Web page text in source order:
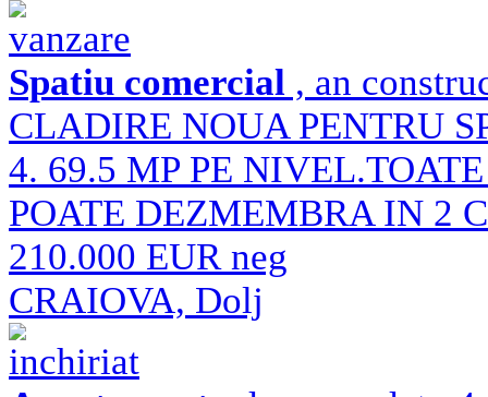
vanzare
Spatiu comercial , an
CLADIRE NOUA PENTRU
4. 69.5 MP PE
POATE DEZMEMBRA IN 2
210.000 EUR neg
CRAIOVA, Dolj
inchiriat